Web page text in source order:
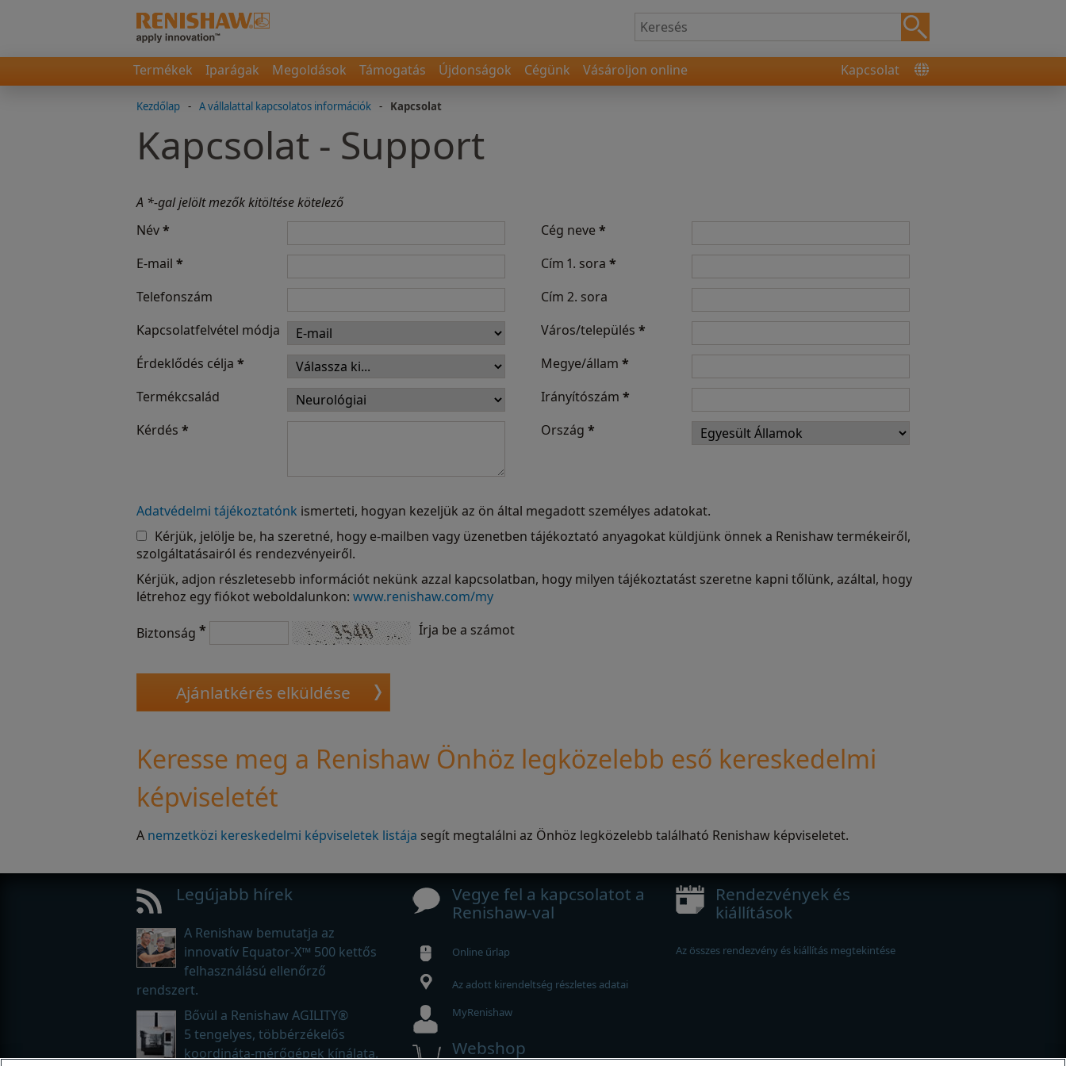
Termékek Iparágak Megoldások Támogatás Újdonságok Cégünk Vásároljon online Kapcsolat
Kezdőlap - A vállalattal kapcsolatos információk - Kapcsolat
Kapcsolat - Support
A *-gal jelölt mezők kitöltése kötelező
Név*
E-mail *
Telefonszám
Kapcsolatfelvétel módja
Érdeklődés célja *
Termékcsalád
Kérdés *
Cég neve*
Cím 1. sora *
Cím 2. sora
Város/település *
Megye/állam *
Irányítószám *
Ország *
Adatvédelmi tájékoztatónk ismerteti, hogyan kezeljük az ön által megadott személyes adatokat.
Kérjük, jelölje be, ha szeretné, hogy e-mailben vagy üzenetben tájékoztató anyagokat küldjünk önnek a Renishaw termékeiről,
szolgáltatásairól és rendezvényeiről.
Kérjük, adjon részletesebb információt nekünk azzal kapcsolatban, hogy milyen tájékoztatást szeretne kapni tőlünk, azáltal, hogy
létrehoz egy fiókot weboldalunkon: www.renishaw.com/my
Biztonság * Írja be a számot
Keresse meg a Renishaw Önhöz legközelebb eső kereskedelmi
képviseletét
A nemzetközi kereskedelmi képviseletek listája segít megtalálni az Önhöz legközelebb található Renishaw képviseletet.
Legújabb hírek
A Renishaw bemutatja az
innovatív Equator-X™ 500 kettős
felhasználású ellenőrző
rendszert.
Bővül a Renishaw AGILITY®
5 tengelyes, többérzékelős
koordináta-mérőgépek kínálata.
Vegye fel a kapcsolatot a
Renishaw-val
Online űrlap
Az adott kirendeltség részletes adatai
MyRenishaw
Webshop
Rendezvények és
kiállítások
Az összes rendezvény és kiállítás megtekintése